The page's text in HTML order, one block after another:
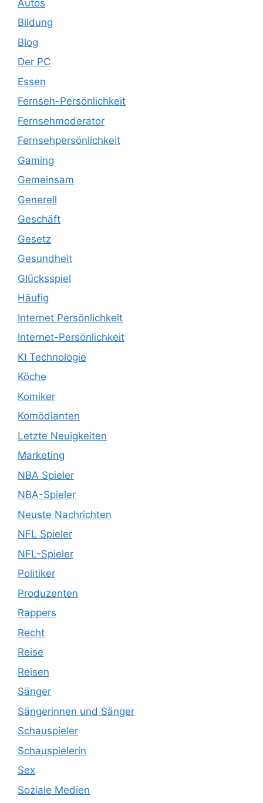
Autos
Bildung
Blog
Der PC
Essen
Fernseh-Persönlichkeit
Fernsehmoderator
Fernsehpersönlichkeit
Gaming
Gemeinsam
Generell
Geschäft
Gesetz
Gesundheit
Glücksspiel
Häufig
Internet Persönlichkeit
Internet-Persönlichkeit
KI Technologie
Köche
Komiker
Komödianten
Letzte Neuigkeiten
Marketing
NBA Spieler
NBA-Spieler
Neuste Nachrichten
NFL Spieler
NFL-Spieler
Politiker
Produzenten
Rappers
Recht
Reise
Reisen
Sänger
Sängerinnen und Sänger
Schauspieler
Schauspielerin
Sex
Soziale Medien